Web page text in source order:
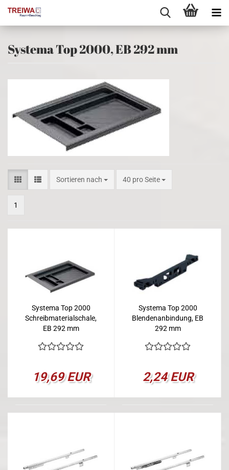
Systema Top 2000, EB 292 mm
Sortieren nach
Sortieren nach 40 pro Seite
pro Seite
1
Systema Top 2000
Schreibmaterialschale,
EB 292 mm
19,69 EUR
Systema Top 2000
Blendenanbindung, EB
292 mm
2,24 EUR